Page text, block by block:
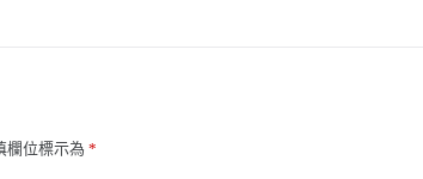
欄位標示為 *